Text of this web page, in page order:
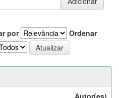
por
Ordenar
Autor(es)